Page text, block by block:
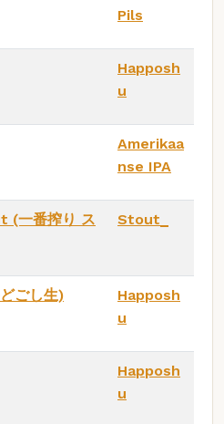
Pils
Happosh
u
Amerikaa
nse IPA
(一番搾り ス
Stout_
ごし生)
Happosh
u
Happosh
u